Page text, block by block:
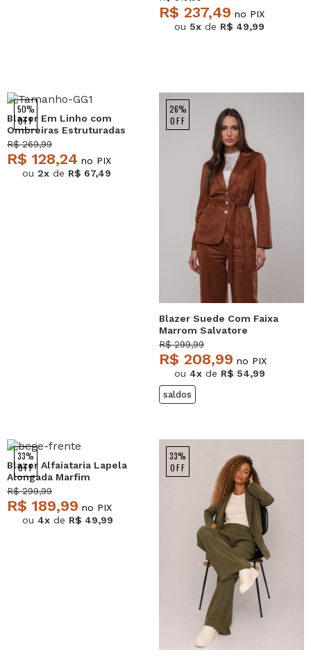
R$ 237,49 no PIX
ou 5x de R$ 49,99
50%
OFF
Blazer Em Linho com
Ombreiras Estruturadas
Marrom Salvatore
R$ 269,99
R$ 128,24 no PIX
ou 2x de R$ 67,49
26%
OFF
Blazer Suede Com Faixa
Marrom Salvatore
R$ 299,99
R$ 208,99 no PIX
ou 4x de R$ 54,99
saldos
33%
OFF
Blazer Alfaiataria Lapela
Alongada Marfim
Salvatore
R$ 299,99
R$ 189,99 no PIX
ou 4x de R$ 49,99
33%
OFF